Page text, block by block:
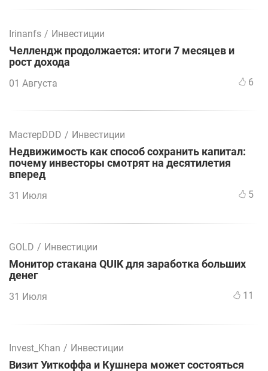
Irinanfs / Инвестиции
Челлендж продолжается: итоги 7 месяцев и
рост дохода
01 Августа 6
МастерDDD / Инвестиции
Недвижимость как способ сохранить капитал:
почему инвесторы смотрят на десятилетия
вперед
31 Июля 5
GOLD / Инвестиции
Монитор стакана QUIK для заработка больших
денег
31 Июля 11
Invest_Khan / Инвестиции
Визит Уиткоффа и Кушнера может состояться